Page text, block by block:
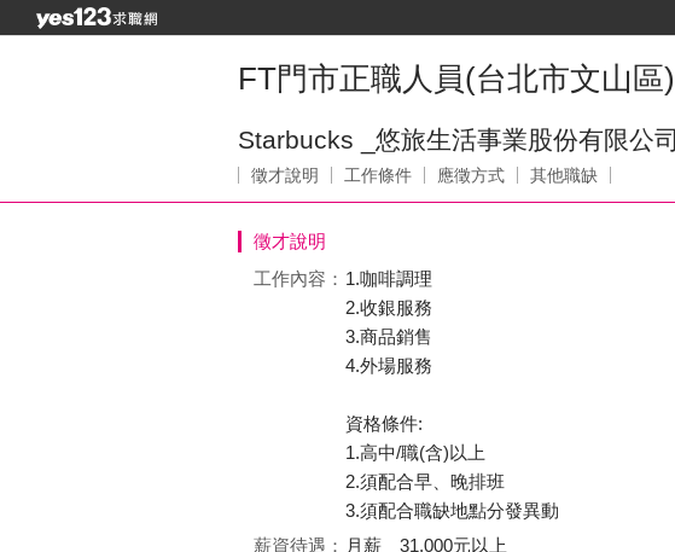
FT門市正職人員(台北市文山區)
Starbucks _悠旅生活事業股份有限公司
徵才說明 工作條件 應徵方式 其他職缺
徵才說明
工作內容： 1.咖啡調理
2.收銀服務
3.商品銷售
4.外場服務
資格條件:
1.高中/職(含)以上
2.須配合早、晚排班
3.須配合職缺地點分發異動
薪資待遇： 月薪 31,000元以上